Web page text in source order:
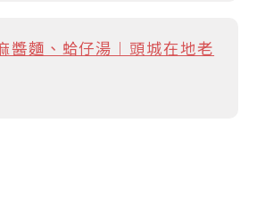
醬麵、蛤仔湯︱頭城在地老